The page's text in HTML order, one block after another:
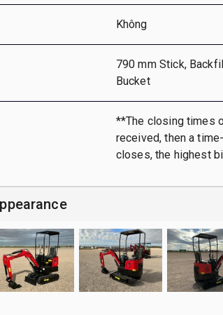
Không
790 mm Stick,
Bucket
**The closing times
received, then a
closes, the highest